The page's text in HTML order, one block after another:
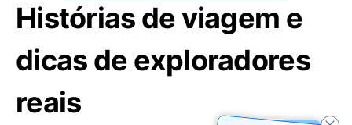
Histórias de viagem e
dicas de exploradores
reais